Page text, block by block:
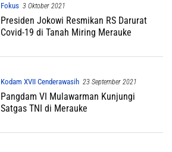
Fokus 3 Oktober 2021
Presiden Jokowi Resmikan RS Darurat
Covid-19 di Tanah Miring Merauke
Kodam XVII Cenderawasih 23 September 2021
Pangdam VI Mulawarman Kunjungi
Satgas TNI di Merauke